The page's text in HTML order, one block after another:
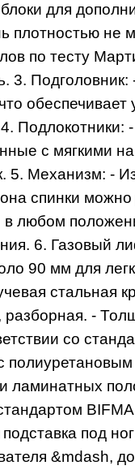
для
плотностью не
по тесту
3. Подголовник:
обеспечивает
Подлокотники: -
с мягкими
5. Механизм: -
спинки можно
в любом
6. Газовый
90 мм для
стальная
-
со
ламинатных
под
&mdash, до